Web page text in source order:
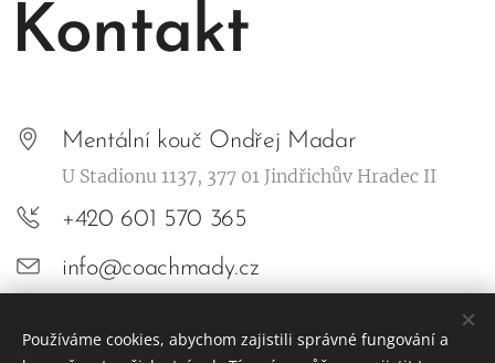
Kontakt
Mentální kouč Ondřej Madar
U Stadionu 1137, 377 01 Jindřichův Hradec II
+420 601 570 365
info@coachmady.cz
Používáme cookies, abychom zajistili správné fungování a